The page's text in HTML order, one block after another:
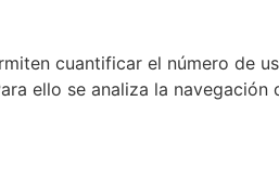
cuantificar el número de
ello se analiza la